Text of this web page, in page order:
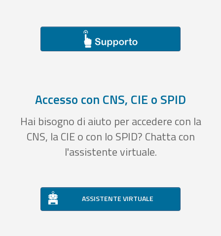
Accesso con CNS, CIE o SPID
Hai bisogno di aiuto per accedere con la
CNS, la CIE o con lo SPID? Chatta con
l'assistente virtuale.
ASSISTENTE VIRTUALE